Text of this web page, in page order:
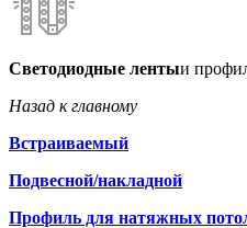
Светодиодные лентыи
Назад к главному
Встраиваемый
Подвесной/накладной
Профиль для натяжных